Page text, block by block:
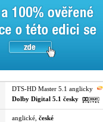
DTS-HD Master 5.1 anglicky
Dolby Digital 5.1 česky
anglické, české